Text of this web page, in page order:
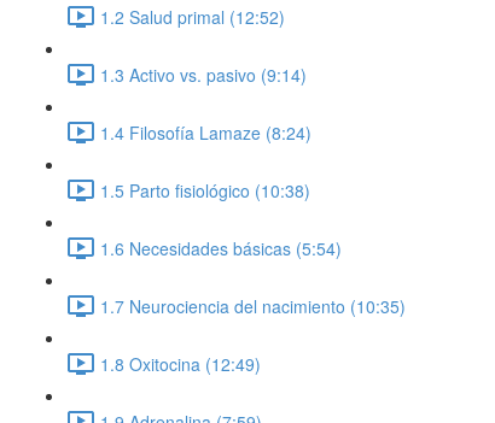
1.2 Salud primal (12:52)
1.3 Activo vs. pasivo (9:14)
1.4 Filosofía Lamaze (8:24)
1.5 Parto fisiológico (10:38)
1.6 Necesidades básicas (5:54)
1.7 Neurociencia del nacimiento (10:35)
1.8 Oxitocina (12:49)